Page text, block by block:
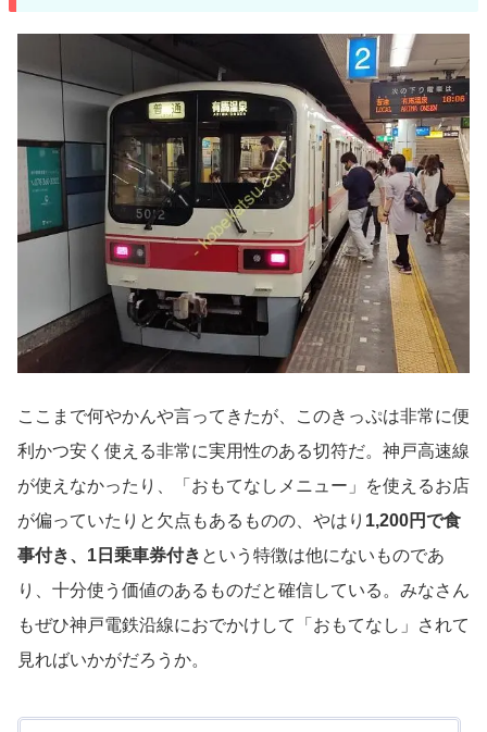
ここまで何やかんや言ってきたが、このきっぷは非常に便
利かつ安く使える非常に実用性のある切符だ。神戸高速線
が使えなかったり、「おもてなしメニュー」を使えるお店
が偏っていたりと欠点もあるものの、やはり 1,200円で食
事付き、1日乗車券付き という特徴は他にないものであ
り、十分使う価値のあるものだと確信している。みなさん
もぜひ神戸電鉄沿線におでかけして「おもてなし」されて
見ればいかがだろうか。